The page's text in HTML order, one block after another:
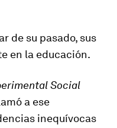
de su pasado, sus
en la educación.
Social
a ese
inequívocas